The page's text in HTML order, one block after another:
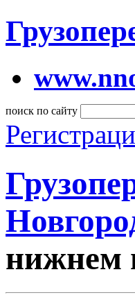
поиск по сайту
нижнем